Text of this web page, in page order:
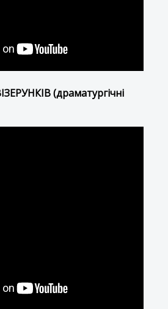
(драматургічні